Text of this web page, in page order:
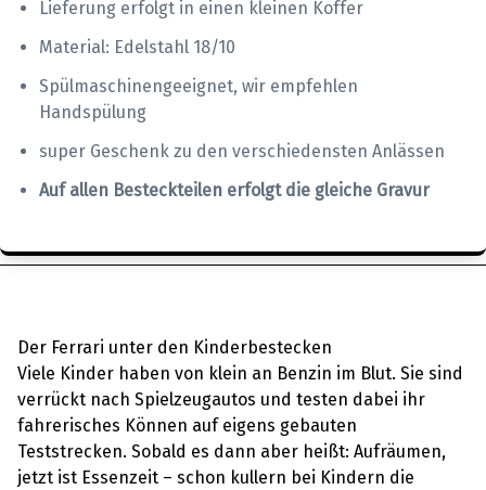
Lieferung erfolgt in einen kleinen Koffer
Material: Edelstahl 18/10
Spülmaschinengeeignet, wir empfehlen
Handspülung
super Geschenk zu den verschiedensten Anlässen
Auf allen Besteckteilen erfolgt die gleiche Gravur
Der Ferrari unter den Kinderbestecken
Viele Kinder haben von klein an Benzin im Blut. Sie sind
verrückt nach Spielzeugautos und testen dabei ihr
fahrerisches Können auf eigens gebauten
Teststrecken. Sobald es dann aber heißt: Aufräumen,
jetzt ist Essenzeit – schon kullern bei Kindern die